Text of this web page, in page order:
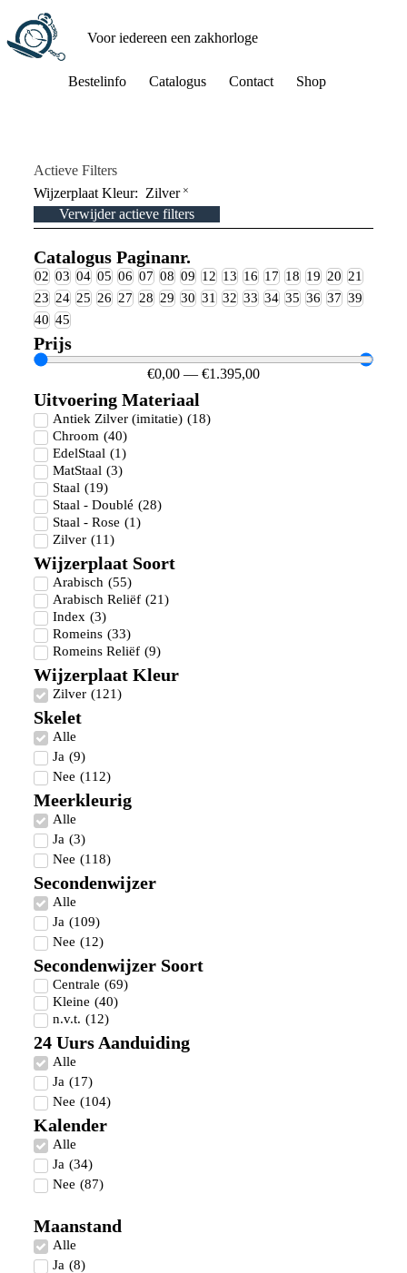
Voor iedereen een zakhorloge
Bestelinfo Catalogus Contact Shop
Actieve Filters
Wijzerplaat Kleur: Zilver ×
Verwijder actieve filters
Catalogus Paginanr.
02 03 04 05 06 07 08 09 12 13 16 17 18 19 20 21
23 24 25 26 27 28 29 30 31 32 33 34 35 36 37 39
40 45
Prijs
€0,00— €1.395,00
Uitvoering Materiaal
Antiek Zilver (imitatie) (18)
Chroom (40)
EdelStaal (1)
MatStaal (3)
Staal (19)
Staal - Doublé (28)
Staal - Rose (1)
Zilver (11)
Wijzerplaat Soort
Arabisch (55)
Arabisch Reliëf (21)
Index (3)
Romeins (33)
Romeins Reliëf (9)
Wijzerplaat Kleur
Zilver (121)
Skelet
Alle
Ja (9)
Nee (112)
Meerkleurig
Alle
Ja (3)
Nee (118)
Secondenwijzer
Alle
Ja (109)
Nee (12)
Secondenwijzer Soort
Centrale (69)
Kleine (40)
n.v.t. (12)
24 Uurs Aanduiding
Alle
Ja (17)
Nee (104)
Kalender
Alle
Ja (34)
Nee (87)
Maanstand
Alle
Ja (8)